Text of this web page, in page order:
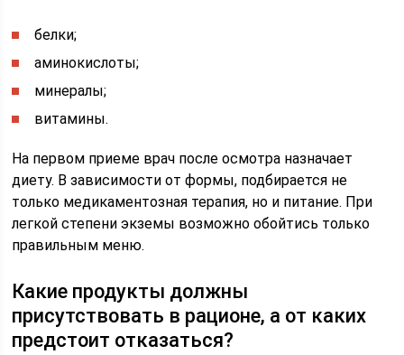
белки;
аминокислоты;
минералы;
витамины.
На первом приеме врач после осмотра назначает
диету. В зависимости от формы, подбирается не
только медикаментозная терапия, но и питание. При
легкой степени экземы возможно обойтись только
правильным меню.
Какие продукты должны
присутствовать в рационе, а от каких
предстоит отказаться?